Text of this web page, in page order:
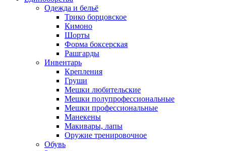
Одежда и бельё
Трико борцовское
Кимоно
Шорты
Форма боксерская
Рашгарды
Инвентарь
Крепления
Груши
Мешки любительские
Мешки полупрофессиональные
Мешки профессиональные
Манекены
Макивары, лапы
Оружие тренировочное
Обувь